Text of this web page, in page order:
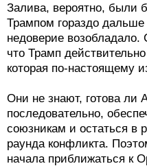
Залива, вероятно, были
Трампом гораздо
недоверие
что Трамп
которая по-настоящему
Они не знают, готова ли
последовательно,
союзникам и остаться в
раунда конфликта.
начала приближаться к